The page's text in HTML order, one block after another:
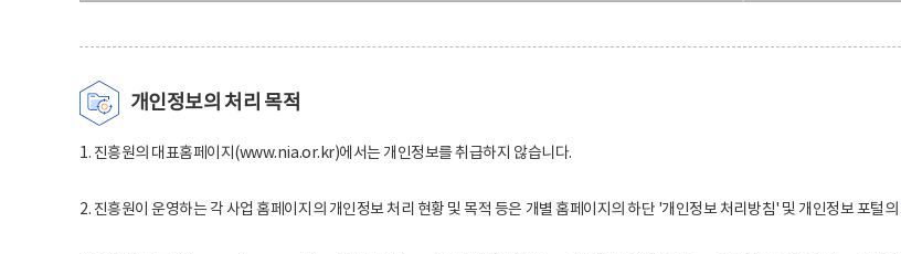
개인정보의 처리 목적
1. 진흥원의 대표홈페이지(www.nia.or.kr)에서는 개인정보를 취급하지 않습니다.
2. 진흥원이 운영하는 각 사업 홈페이지의 개인정보 처리 현황 및 목적 등은 개별 홈페이지의 하단 '개인정보 처리방침' 및 개인정보 포털의